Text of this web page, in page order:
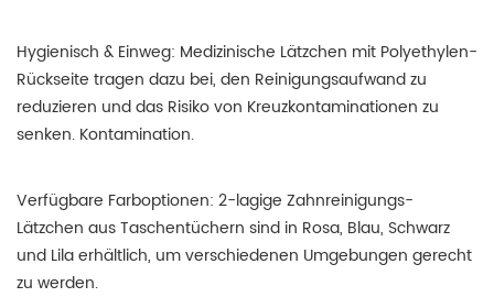
Hygienisch & Einweg: Medizinische Lätzchen mit Polyethylen-
Rückseite tragen dazu bei, den Reinigungsaufwand zu
reduzieren und das Risiko von Kreuzkontaminationen zu
senken. Kontamination.
Verfügbare Farboptionen: 2-lagige Zahnreinigungs-
Lätzchen aus Taschentüchern sind in Rosa, Blau, Schwarz
und Lila erhältlich, um verschiedenen Umgebungen gerecht
zu werden.